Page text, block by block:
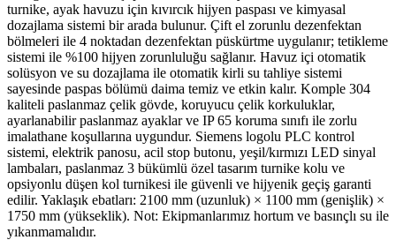
turnike, ayak havuzu için kıvırcık hijyen paspası ve kimyasal
dozajlama sistemi bir arada bulunur. Çift el zorunlu dezenfektan
bölmeleri ile 4 noktadan dezenfektan püskürtme uygulanır; tetikleme
sistemi ile %100 hijyen zorunluluğu sağlanır. Havuz içi otomatik
solüsyon ve su dozajlama ile otomatik kirli su tahliye sistemi
sayesinde paspas bölümü daima temiz ve etkin kalır. Komple 304
kaliteli paslanmaz çelik gövde, koruyucu çelik korkuluklar,
ayarlanabilir paslanmaz ayaklar ve IP 65 koruma sınıfı ile zorlu
imalathane koşullarına uygundur. Siemens logolu PLC kontrol
sistemi, elektrik panosu, acil stop butonu, yeşil/kırmızı LED sinyal
lambaları, paslanmaz 3 bükümlü özel tasarım turnike kolu ve
opsiyonlu düşen kol turnikesi ile güvenli ve hijyenik geçiş garanti
edilir. Yaklaşık ebatları: 2100 mm (uzunluk) × 1100 mm (genişlik) ×
1750 mm (yükseklik). Not: Ekipmanlarımız hortum ve basınçlı su ile
yıkanmamalıdır.